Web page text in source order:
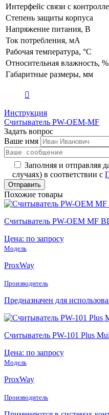
Интерфейс связи с
Степень защиты корпуса
Напряжение питания, В
Ток потребления, мА
Рабочая температура, °C
Относительная влажность, %
Габаритные размеры, мм
Инструкция
Считыватель PW-OEM-MF
Задать вопрос
Ваше имя
Заполняя и отправляя
случаях) в соответствии с
Похожие товары
Считыватель PW-OEM MF
Цена: по запросу
Модель
ProxWay
Производитель
Предназначен для
Считыватель PW-101 Plus
Цена: по запросу
Модель
ProxWay
Производитель